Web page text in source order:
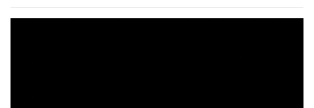
relató que los hechos ocurrieron cerca de las 11:30 horas en el